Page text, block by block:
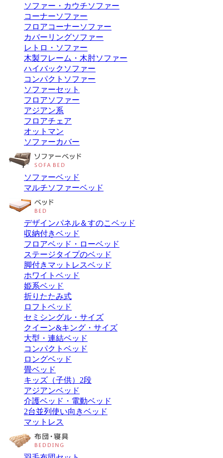
ソファー・カウチソファー
コーナーソファー
フロアコーナーソファー
カバーリングソファー
レトロ・ソファー
木製フレーム・木肘ソファー
ハイバックソファー
コンパクトソファー
ソファーセット
フロアソファー
アジアン系
フロアチェア
オットマン
ソファーカバー
ソファーベッド
マルチソファーベッド
デザインパネル＆すのこベッド
収納付きベッド
フロアベッド・ローベッド
ステージタイプのベッド
脚付きマットレスベッド
ホワイトベッド
姫系ベッド
折りたたみ式
ロフトベッド
セミシングル・サイズ
クイーン&キング・サイズ
大型・連結ベッド
コンパクトベッド
ロングベッド
畳ベッド
キッズ（子供）2段
アジアンベッド
介護ベッド・電動ベッド
2台並列使い向きベッド
マットレス